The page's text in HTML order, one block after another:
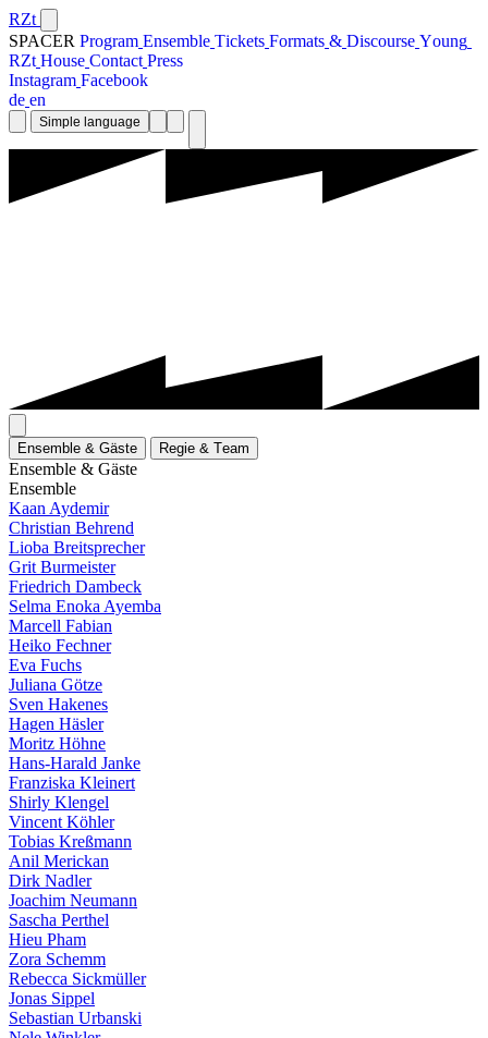
RZt
SPACER Program Ensemble Tickets Formats & Discourse Young
RZt House Contact Press
Instagram Facebook
de en
Simple language
Ensem b e & Gäste Regie & Team
Ensemble & Gäste
Ensemble
Kaan Aydemir
Christian Behrend
Lioba Breitsprecher
Grit Burmeister
Friedrich Dambeck
Selma Enoka Ayemba
Marcell Fabian
Heiko Fechner
Eva Fuchs
Juliana Götze
Sven Hakenes
Hagen Häsler
Moritz Höhne
Hans-Harald Janke
Franziska Kleinert
Shirly Klengel
Vincent Köhler
Tobias Kreßmann
Anil Merickan
Dirk Nadler
Joachim Neumann
Sascha Perthel
Hieu Pham
Zora Schemm
Rebecca Sickmüller
Jonas Sippel
Sebastian Urbanski